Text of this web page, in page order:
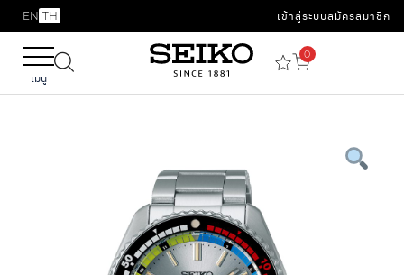
EN TH เข้าสู่ระบบสมัครสมาชิก
เมนู
0